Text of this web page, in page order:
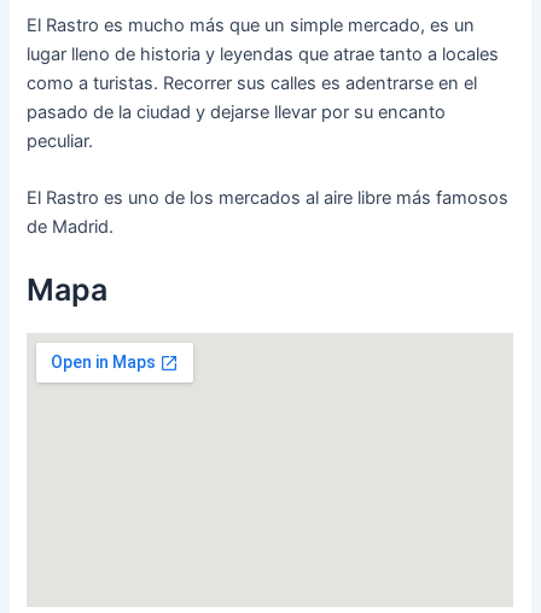
El Rastro es mucho más que un simple mercado, es un
lugar lleno de historia y leyendas que atrae tanto a locales
como a turistas. Recorrer sus calles es adentrarse en el
pasado de la ciudad y dejarse llevar por su encanto
peculiar.
El Rastro es uno de los mercados al aire libre más famosos
de Madrid.
Mapa